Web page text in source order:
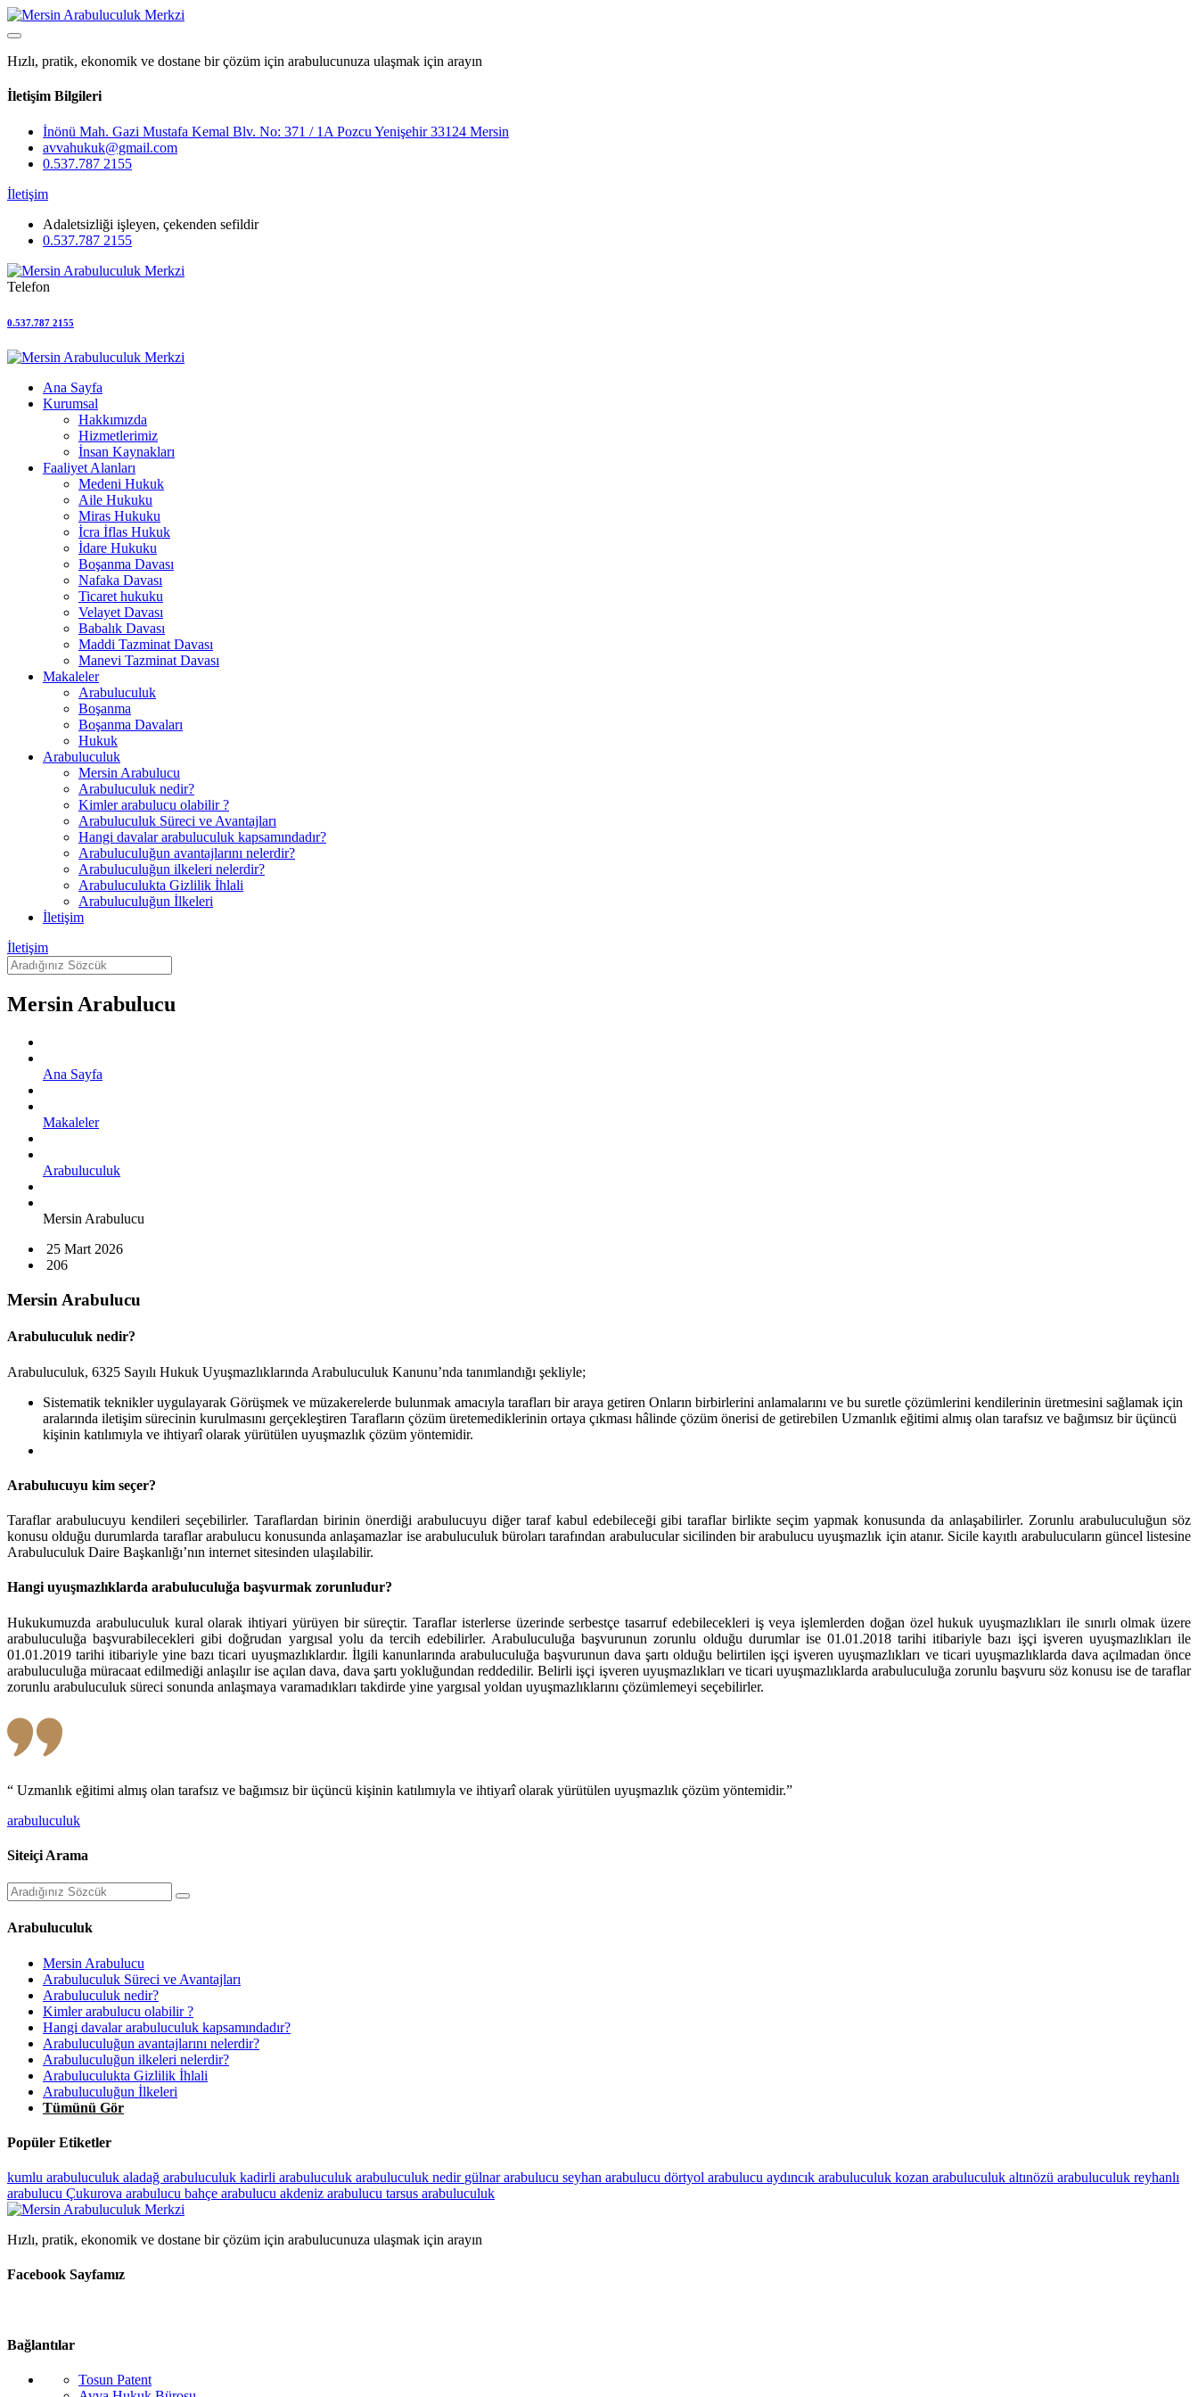
Hızlı, pratik, ekonomik ve dostane bir çözüm için arabulucunuza ulaşmak için arayın
İletişim Bilgileri
İnönü Mah. Gazi Mustafa Kemal Blv. No: 371 / 1A Pozcu Yenişehir 33124 Mersin
avvahukuk@gmail.com
0.537.787 2155
İletişim
Adaletsizliği işleyen, çekenden sefildir
0.537.787 2155
Telefon
0.537.787 2155
Ana Sayfa
Kurumsal
Hakkımızda
Hizmetlerimiz
İnsan Kaynakları
Faaliyet Alanları
Medeni Hukuk
Aile Hukuku
Miras Hukuku
İcra İflas Hukuk
İdare Hukuku
Boşanma Davası
Nafaka Davası
Ticaret hukuku
Velayet Davası
Babalık Davası
Maddi Tazminat Davası
Manevi Tazminat Davası
Makaleler
Arabuluculuk
Boşanma
Boşanma Davaları
Hukuk
Arabuluculuk
Mersin Arabulucu
Arabuluculuk nedir?
Kimler arabulucu olabilir ?
Arabuluculuk Süreci ve Avantajları
Hangi davalar arabuluculuk kapsamındadır?
Arabuluculuğun avantajlarını nelerdir?
Arabuluculuğun ilkeleri nelerdir?
Arabuluculukta Gizlilik İhlali
Arabuluculuğun İlkeleri
İletişim
İletişim
Mersin Arabulucu
Ana Sayfa
Makaleler
Arabuluculuk
Mersin Arabulucu
25 Mart 2026
206
Mersin Arabulucu
Arabuluculuk nedir?
Arabuluculuk, 6325 Sayılı Hukuk Uyuşmazlıklarında Arabuluculuk Kanunu’nda tanımlandığı şekliyle;
Sistematik teknikler uygulayarak Görüşmek ve müzakerelerde bulunmak amacıyla tarafları bir araya getiren Onların birbirlerini anlamalarını ve bu suretle çözümlerini kendilerinin üretmesini sağlamak için
aralarında iletişim sürecinin kurulmasını gerçekleştiren Tarafların çözüm üretemediklerinin ortaya çıkması hâlinde çözüm önerisi de getirebilen Uzmanlık eğitimi almış olan tarafsız ve bağımsız bir üçüncü
kişinin katılımıyla ve ihtiyarî olarak yürütülen uyuşmazlık çözüm yöntemidir.
Arabulucuyu kim seçer?
Taraflar arabulucuyu kendileri seçebilirler. Taraflardan birinin önerdiği arabulucuyu diğer taraf kabul edebileceği gibi taraflar birlikte seçim yapmak konusunda da anlaşabilirler. Zorunlu arabuluculuğun söz
konusu olduğu durumlarda taraflar arabulucu konusunda anlaşamazlar ise arabuluculuk büroları tarafından arabulucular sicilinden bir arabulucu uyuşmazlık için atanır. Sicile kayıtlı arabulucuların güncel listesine
Arabuluculuk Daire Başkanlığı’nın internet sitesinden ulaşılabilir.
Hangi uyuşmazlıklarda arabuluculuğa başvurmak zorunludur?
Hukukumuzda arabuluculuk kural olarak ihtiyari yürüyen bir süreçtir. Taraflar isterlerse üzerinde serbestçe tasarruf edebilecekleri iş veya işlemlerden doğan özel hukuk uyuşmazlıkları ile sınırlı olmak üzere
arabuluculuğa başvurabilecekleri gibi doğrudan yargısal yolu da tercih edebilirler. Arabuluculuğa başvurunun zorunlu olduğu durumlar ise 01.01.2018 tarihi itibariyle bazı işçi işveren uyuşmazlıkları ile
01.01.2019 tarihi itibariyle yine bazı ticari uyuşmazlıklardır. İlgili kanunlarında arabuluculuğa başvurunun dava şartı olduğu belirtilen işçi işveren uyuşmazlıkları ve ticari uyuşmazlıklarda dava açılmadan önce
arabuluculuğa müracaat edilmediği anlaşılır ise açılan dava, dava şartı yokluğundan reddedilir. Belirli işçi işveren uyuşmazlıkları ve ticari uyuşmazlıklarda arabuluculuğa zorunlu başvuru söz konusu ise de taraflar
zorunlu arabuluculuk süreci sonunda anlaşmaya varamadıkları takdirde yine yargısal yoldan uyuşmazlıklarını çözümlemeyi seçebilirler.
“ Uzmanlık eğitimi almış olan tarafsız ve bağımsız bir üçüncü kişinin katılımıyla ve ihtiyarî olarak yürütülen uyuşmazlık çözüm yöntemidir.”
arabuluculuk
Siteiçi Arama
Arabuluculuk
Mersin Arabulucu
Arabuluculuk Süreci ve Avantajları
Arabuluculuk nedir?
Kimler arabulucu olabilir ?
Hangi davalar arabuluculuk kapsamındadır?
Arabuluculuğun avantajlarını nelerdir?
Arabuluculuğun ilkeleri nelerdir?
Arabuluculukta Gizlilik İhlali
Arabuluculuğun İlkeleri
Tümünü Gör
Popüler Etiketler
kumlu arabuluculuk aladağ arabuluculuk kadirli arabuluculuk arabuluculuk nedir gülnar arabulucu seyhan arabulucu dörtyol arabulucu aydıncık arabuluculuk kozan arabuluculuk altınözü arabuluculuk reyhanlı
arabulucu Çukurova arabulucu bahçe arabulucu akdeniz arabulucu tarsus arabuluculuk
Hızlı, pratik, ekonomik ve dostane bir çözüm için arabulucunuza ulaşmak için arayın
Facebook Sayfamız
Bağlantılar
Tosun Patent